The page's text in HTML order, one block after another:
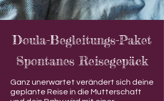
Doula-Begleitungs-Paket
Spontanes Reisegepäck
Ganz unerwartet verändert sich deine
geplante Reise in die Mutterschaft